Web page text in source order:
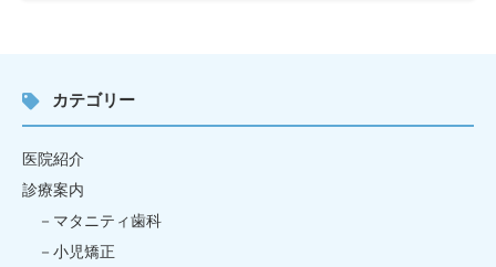
カテゴリー
医院紹介
診療案内
マタニティ歯科
小児矯正